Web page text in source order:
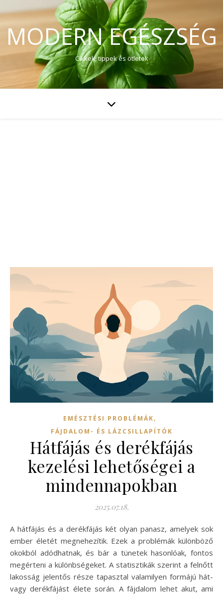
MODERN EGÉSZSÉG
Cikkek, tippek és ötletek
EMÉSZTÉSI PROBLÉMÁK,
FÁJDALOM- ÉS LÁZCSILLAPÍTÓK
Hátfájás és derékfájás
kezelési lehetőségei a
mindennapokban
2025.07.18.
A hátfájás és a derékfájás két olyan panasz, amelyek sok
ember életét megnehezítik. Ezek a problémák különböző
okokból adódhatnak, és bár a tünetek hasonlóak, fontos
megérteni a különbségeket. A statisztikák szerint a felnőtt
lakosság jelentős része tapasztal valamilyen formájú hát-
vagy derékfájást élete során. A fájdalom lehet akut, ami